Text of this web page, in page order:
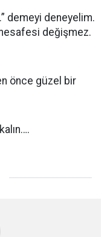
demeyi deneyelim.
değişmez.
önce güzel bir